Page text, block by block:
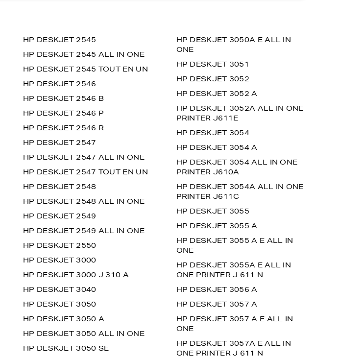
HP DESKJET 2545
HP DESKJET 2545 ALL IN ONE
HP DESKJET 2545 TOUT EN UN
HP DESKJET 2546
HP DESKJET 2546 B
HP DESKJET 2546 P
HP DESKJET 2546 R
HP DESKJET 2547
HP DESKJET 2547 ALL IN ONE
HP DESKJET 2547 TOUT EN UN
HP DESKJET 2548
HP DESKJET 2548 ALL IN ONE
HP DESKJET 2549
HP DESKJET 2549 ALL IN ONE
HP DESKJET 2550
HP DESKJET 3000
HP DESKJET 3000 J 310 A
HP DESKJET 3040
HP DESKJET 3050
HP DESKJET 3050 A
HP DESKJET 3050 ALL IN ONE
HP DESKJET 3050 SE
HP DESKJET 3050A E ALL IN
ONE
HP DESKJET 3051
HP DESKJET 3052
HP DESKJET 3052 A
HP DESKJET 3052A ALL IN ONE
PRINTER J611E
HP DESKJET 3054
HP DESKJET 3054 A
HP DESKJET 3054 ALL IN ONE
PRINTER J610A
HP DESKJET 3054A ALL IN ONE
PRINTER J611C
HP DESKJET 3055
HP DESKJET 3055 A
HP DESKJET 3055 A E ALL IN
ONE
HP DESKJET 3055A E ALL IN
ONE PRINTER J 611 N
HP DESKJET 3056 A
HP DESKJET 3057 A
HP DESKJET 3057 A E ALL IN
ONE
HP DESKJET 3057A E ALL IN
ONE PRINTER J 611 N